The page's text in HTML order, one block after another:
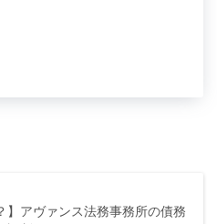
】アヴァンス法務事務所の債務